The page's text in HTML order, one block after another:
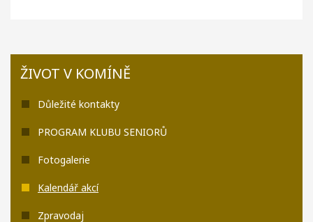
ŽIVOT V KOMÍNĚ
Důležité kontakty
PROGRAM KLUBU SENIORŮ
Fotogalerie
Kalendář akcí
Zpravodaj